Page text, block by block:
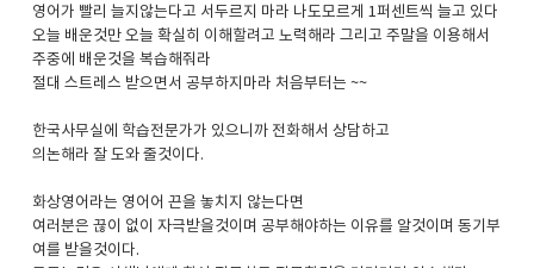
영어가 빨리 늘지않는다고 서두르지 마라 나도모르게 1퍼센트씩 늘고 있다
오늘 배운것만 오늘 확실히 이해할려고 노력해라 그리고 주말을 이용해서
주중에 배운것을 복습해줘라
절대 스트레스 받으면서 공부하지마라 처음부터는 ~~
한국사무실에 학습전문가가 있으니까 전화해서 상담하고
의논해라 잘 도와 줄것이다.
화상영어라는 영어어 끈을 놓치지 않는다면
여러분은 끊이 없이 자극받을것이며 공부해야하는 이유를 알것이며 동기부
여를 받을것이다.